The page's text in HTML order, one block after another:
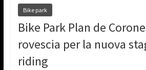
Bike park
Bike Park Plan de
rovescia per la nuova
riding